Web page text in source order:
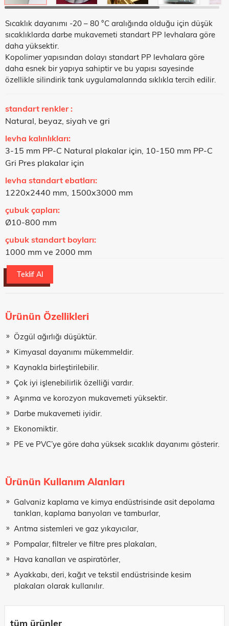
Sıcaklık dayanımı -20 – 80 °C aralığında olduğu için düşük
sıcaklıklarda darbe mukavemeti standart PP levhalara göre
daha yüksektir.
Kopolimer yapısından dolayı standart PP levhalara göre
daha esnek bir yapıya sahiptir ve bu yapısı sayesinde
özellikle silindirik tank uygulamalarında sıklıkla tercih edilir.
standart renkler :
Natural, beyaz, siyah ve gri
levha kalınlıkları:
3-15 mm PP-C Natural plakalar için, 10-150 mm PP-C
Gri Pres plakalar için
levha standart ebatları:
1220x2440 mm, 1500x3000 mm
çubuk çapları:
Ø10-800 mm
çubuk standart boyları:
1000 mm ve 2000 mm
Teklif Al
Teklif Al Formu
Telefon Numaranız
E-Posta Adresiniz
Mesajınız
Ürünün Özellikleri
Özgül ağırlığı düşüktür.
Kimyasal dayanımı mükemmeldir.
Kaynakla birleştirilebilir.
Çok iyi işlenebilirlik özelliği vardır.
Aşınma ve korozyon mukavemeti yüksektir.
Darbe mukavemeti iyidir.
Ekonomiktir.
PE ve PVC’ye göre daha yüksek sıcaklık dayanımı gösterir.
Ürünün Kullanım Alanları
Galvaniz kaplama ve kimya endüstrisinde asit depolama
tankları, kaplama banyoları ve tamburlar,
Arıtma sistemleri ve gaz yıkayıcılar,
Pompalar, filtreler ve filtre pres plakaları,
Hava kanalları ve aspiratörler,
Ayakkabı, deri, kağıt ve tekstil endüstrisinde kesim
plakaları olarak kullanılır.
tüm ürünler